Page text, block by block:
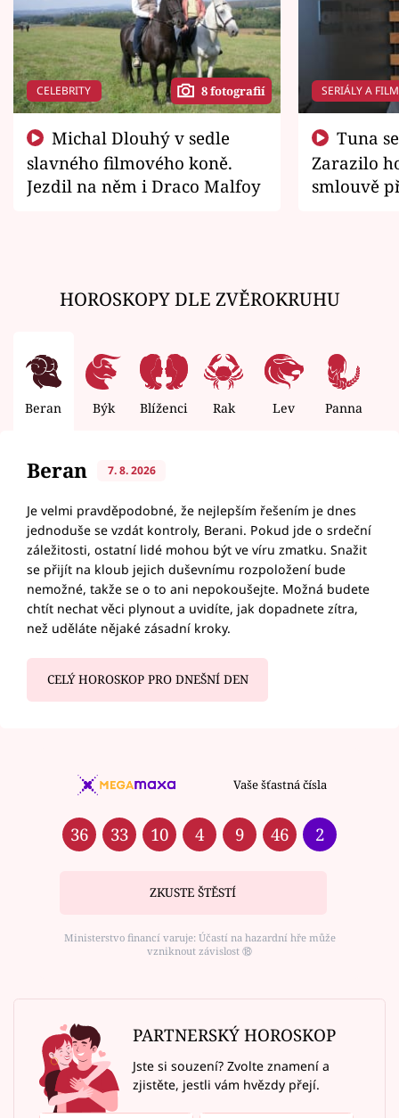
CELEBRITY 8 fotografií
slavného filmového koně.
Jezdil na něm i Draco Malfoy
SERIÁLY A
Zarazilo
smlouvě
HOROSKOPY DLE ZVĚROKRUHU
Beran Býk Blíženci Rak Lev Panna
Beran 7. 8. 2026
Je velmi pravděpodobné, že nejlepším řešením je dnes
jednoduše se vzdát kontroly, Berani. Pokud jde o srdeční
záležitosti, ostatní lidé mohou být ve víru zmatku. Snažit
se přijít na kloub jejich duševnímu rozpoložení bude
nemožné, takže se o to ani nepokoušejte. Možná budete
chtít nechat věci plynout a uvidíte, jak dopadnete zítra,
než uděláte nějaké zásadní kroky.
CELÝ HOROSKOP PRO DNEŠNÍ DEN
Vaše šťastná čísla
36 33 10 4 9 46 2
ZKUSTE ŠTĚSTÍ
Ministerstvo financí varuje: Účastí na hazardní hře může
vzniknout závislost ⑱
PARTNERSKÝ HOROSKOP
Jste si souzení? Zvolte znamení a
zjistěte, jestli vám hvězdy přejí.